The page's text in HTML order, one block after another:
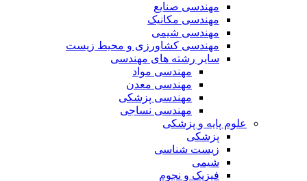
مهندسی صنایع
مهندسی مکانیک
مهندسی شیمی
مهندسی کشاورزی و محیط زیست
سایر رشته های مهندسی
مهندسی مواد
مهندسی معدن
مهندسی پزشکی
مهندسی نساجی
علوم پایه و پزشکی
پزشکی
زیست شناسی
شیمی
فیزیک و نجوم